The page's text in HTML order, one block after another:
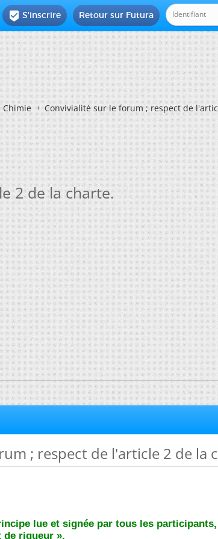
Retour sur Futura
 S'inscrire
Chimie Convivialité sur le forum ; respect de
2 de la charte.
; respect de l'article 2 de la
lue et signée par tous les
de rigueur ».